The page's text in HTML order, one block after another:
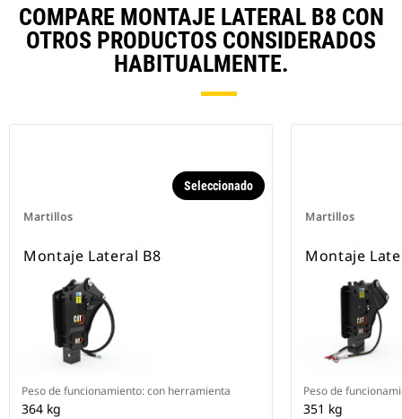
COMPARE MONTAJE LATERAL B8 CON
OTROS PRODUCTOS CONSIDERADOS
HABITUALMENTE.
Martillos
Seleccionado
Montaje Lateral B8
Peso de funcionamiento: con herramienta
364 kg
Martillos
Montaje
Peso de
351 kg